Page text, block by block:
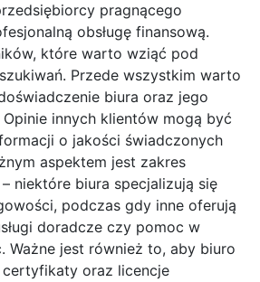
pragnącego
obsługę finansową.
które warto wziąć pod
Przede wszystkim warto
biura oraz jego
innych klientów mogą być
o jakości świadczonych
aspektem jest zakres
niektóre biura specjalizują się
podczas gdy inne oferują
doradcze czy pomoc w
Ważne jest również to, aby biuro
certyfikaty oraz licencje